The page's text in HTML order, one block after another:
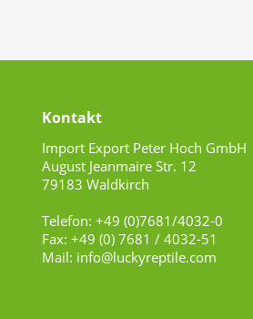
Kontakt
Import Export Peter Hoch GmbH
August Jeanmaire Str. 12
79183 Waldkirch
Telefon: +49 (0)7681/4032-0
Fax: +49 (0) 7681 / 4032-51
Mail: info@luckyreptile.com